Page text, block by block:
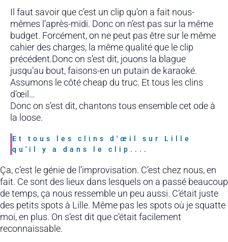
Il faut savoir que c’est un clip qu’on a fait nous-
mêmes l’après-midi. Donc on n’est pas sur la même
budget. Forcément, on ne peut pas être sur le même
cahier des charges, la même qualité que le clip
précédent.Donc on s’est dit, jouons la blague
jusqu’au bout, faisons-en un putain de karaoké.
Assumons le côté cheap du truc. Et tous les clins
d’œil…
Donc on s’est dit, chantons tous ensemble cet ode à
la loose.
Et tous les clins d'œil sur Lille
qu'il y a dans le clip....
Ça, c’est le génie de l’improvisation. C’est chez nous, en
fait. Ce sont des lieux dans lesquels on a passé beaucoup
de temps, ça nous ressemble un peu aussi. C’était juste
des petits spots à Lille. Même pas les spots où je squatte
moi, en plus. On s’est dit que c’était facilement
reconnaissable.